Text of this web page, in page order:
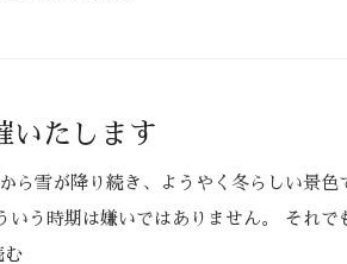
いたします
ら雪が降り続き、ようやく冬らしい景色
いう時期は嫌いではありません。 それで
む